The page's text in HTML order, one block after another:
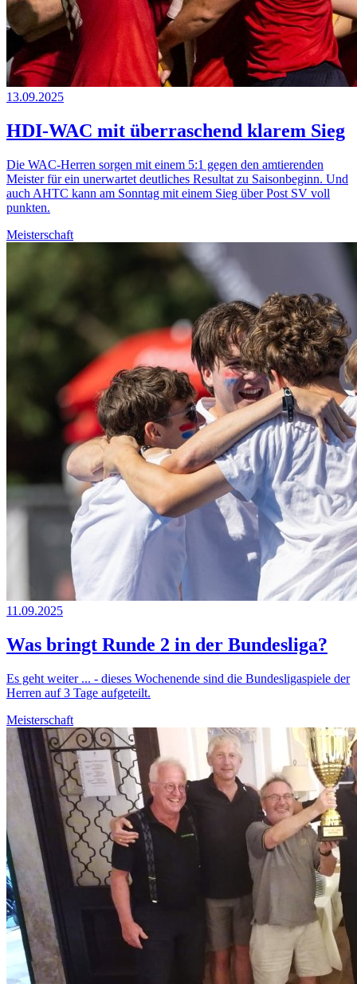
13.09.2025
HDI-WAC mit überraschend klarem Sieg
Die WAC-Herren sorgen mit einem 5:1 gegen den amtierenden
Meister für ein unerwartet deutliches Resultat zu Saisonbeginn. Und
auch AHTC kann am Sonntag mit einem Sieg über Post SV voll
punkten.
Meisterschaft
11.09.2025
Was bringt Runde 2 in der Bundesliga?
Es geht weiter ... - dieses Wochenende sind die Bundesligaspiele der
Herren auf 3 Tage aufgeteilt.
Meisterschaft